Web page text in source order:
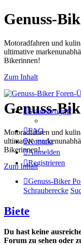
Genuss-
Motoradfahren und
ultimative
Bikerinnen!
Zum Inhalt
Genuss-
Motoradfahren und
ultimative
Bikerinnen!
Zum Inhalt
Schnellzugriff
FAQ
Kontakt
Anmelden
Registrieren
Genuss-Biker
Schrauberecke
Biete
Du hast keine
Forum zu sehen oder